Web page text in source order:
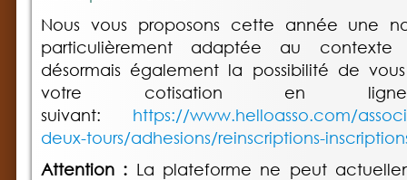
Nous vous proposons cette année une
particulièrement adaptée au
désormais également la possibilité de
votre cotisation en
suivant: https://www.helloasso.com/
deux-tours/adhesions/reinscriptions-
Attention : La plateforme ne peut